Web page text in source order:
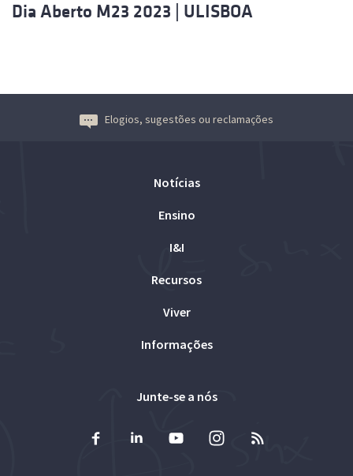
Dia Aberto M23 2023 | ULISBOA
Elogios, sugestões ou reclamações
Notícias
Ensino
I&I
Recursos
Viver
Informações
Junte-se a nós